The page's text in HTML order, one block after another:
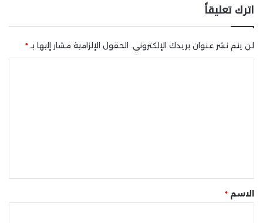
اترك تعليقاً
لن يتم نشر عنوان بريدك الإلكتروني. الحقول الإلزامية مشار إليها بـ*
* الاسم *